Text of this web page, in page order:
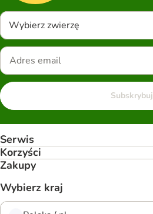
Wybierz zwierzę
Subskrybuj
Serwis
Korzyści
Zakupy
Wybierz kraj